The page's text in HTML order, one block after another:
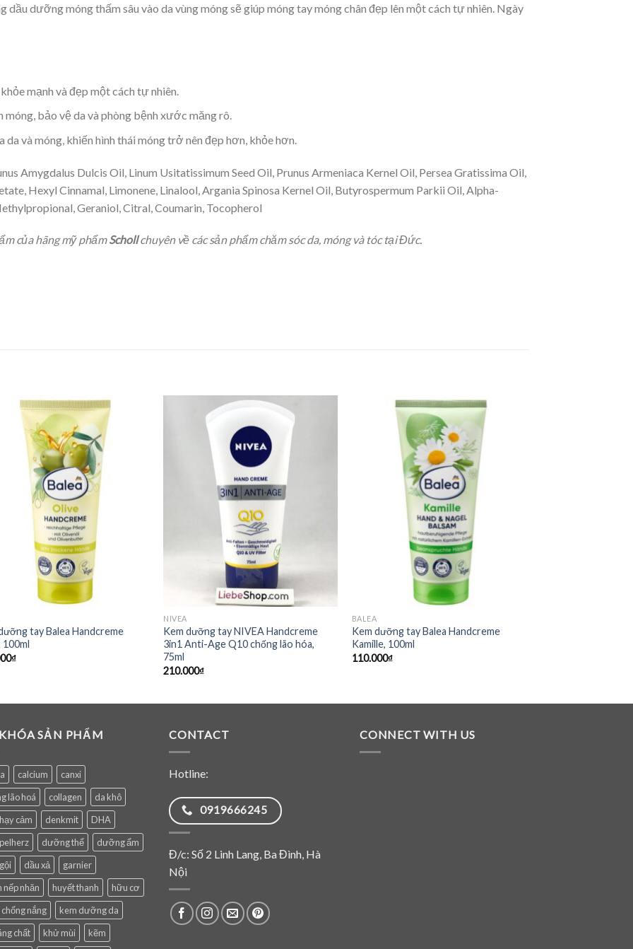
dưỡng móng thấm sâu vào da vùng móng sẽ giúp móng tay móng chân đẹp lên một cách tự nhiên. Ngày
mạnh và đẹp một cách tự nhiên.
bảo vệ da và phòng bệnh xước măng rô.
và móng, khiến hình thái móng trở nên đẹp hơn, khỏe hơn.
Amygdalus Dulcis Oil, Linum Usitatissimum Seed Oil, Prunus Armeniaca Kernel Oil, Persea Gratissima Oil,
Hexyl Cinnamal, Limonene, Linalool, Argania Spinosa Kernel Oil, Butyrospermum Parkii Oil, Alpha-
Geraniol, Citral, Coumarin, Tocopherol
của hãng mỹ phẩmSchollchuyên về các sản phẩm chăm sóc da, móng và tóc tại Đức.
tay Balea Handcreme
100ml
₫
NIVEA
Kem dưỡng tay NIVEA Handcreme
3in1 Anti-Age Q10 chống lão hóa,
75ml
210.000₫
BALEA
Kem dưỡng tay Balea Handcreme
Kamille, 100ml
110.000₫
SẢN PHẨM
calcium
canxi
lão hoá
collagen
da khô
cảm
denkmit
DHA
dưỡng thể
dưỡng ẩm
dầu xả
garnier
nếp nhăn
huyết thanh
hữu cơ
nắng
kem dưỡng da
chất
khử mùi kẽm
CONTACT
Hotline:
0919666245
Đ/c: Số 2 Linh Lang, Ba Đình, Hà
Nội
CONNECT WITH US